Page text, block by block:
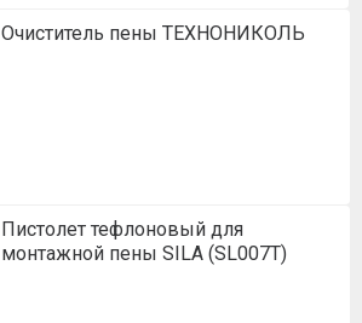
Очиститель пены ТЕХНОНИКОЛЬ
Пистолет тефлоновый для
монтажной пены SILA (SL007T)